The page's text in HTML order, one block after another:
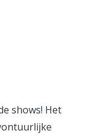
shows! Het